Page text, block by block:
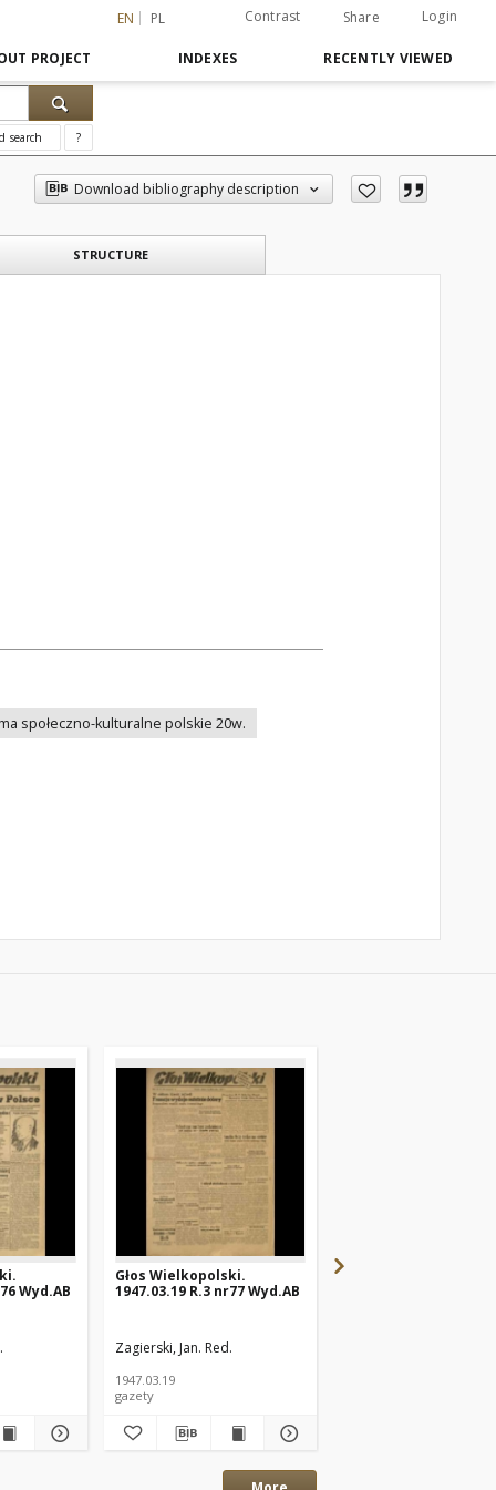
EN PL Contrast Share Login
PROJECT INDEXES RECENTLY VIEWED
search ?
Download bibliography description
STRUCTURE
społeczno-kulturalne polskie 20w.
Wyd.AB
Głos Wielkopolski.
1947.03.19 R.3 nr77 Wyd.AB
Zagierski, Jan. Red.
1947.03.19
gazety